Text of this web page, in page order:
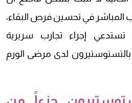
المباشر في تحسين فرص البقاء،
تستدعي إجراء تجارب سريرية
بالتستوستيرون لدى مرضى الورم